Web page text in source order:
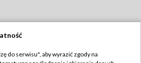
do serwisu", aby wyrazić zgody na